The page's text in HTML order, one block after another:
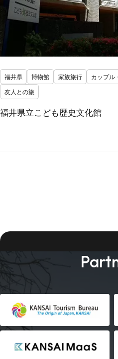
福井県 博物館 家族旅行 カップル
友人との旅
福井県立こども歴史文化館